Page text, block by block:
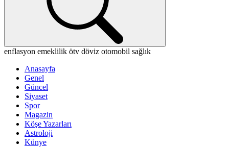
enflasyon emeklilik ötv döviz otomobil sağlık
Anasayfa
Genel
Güncel
Siyaset
Spor
Magazin
Köşe Yazarları
Astroloji
Künye